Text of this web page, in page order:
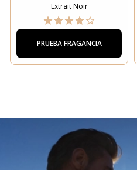
Extrait Noir
PRUEBA FRAGANCIA